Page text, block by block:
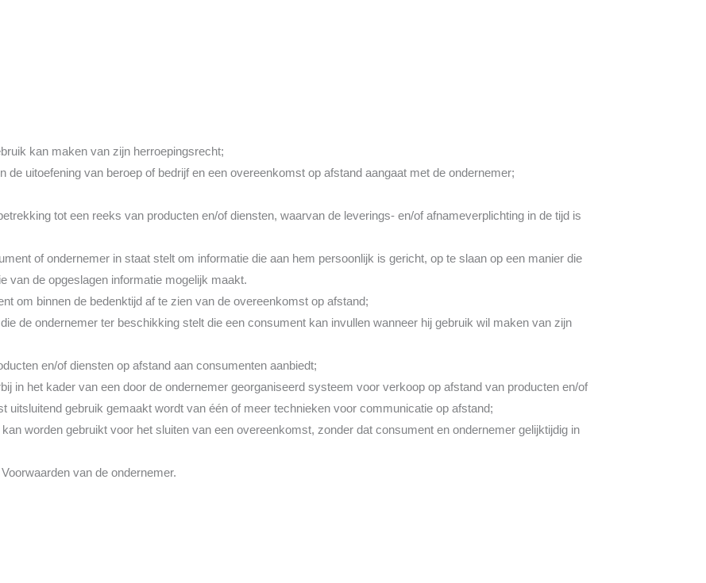
kan maken van zijn herroepingsrecht;
de uitoefening van beroep of bedrijf en een overeenkomst op afstand aangaat met de ondernemer;
tot een reeks van producten en/of diensten, waarvan de leverings- en/of afnameverplichting in de tijd is
of ondernemer in staat stelt om informatie die aan hem persoonlijk is gericht, op te slaan op een manier die
van de opgeslagen informatie mogelijk maakt.
om binnen de bedenktijd af te zien van de overeenkomst op afstand;
de ondernemer ter beschikking stelt die een consument kan invullen wanneer hij gebruik wil maken van zijn
en/of diensten op afstand aan consumenten aanbiedt;
in het kader van een door de ondernemer georganiseerd systeem voor verkoop op afstand van producten en/of
uitsluitend gebruik gemaakt wordt van één of meer technieken voor communicatie op afstand;
worden gebruikt voor het sluiten van een overeenkomst, zonder dat consument en ondernemer gelijktijdig in
van de ondernemer.